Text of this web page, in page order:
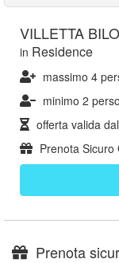
VILLETTA
in Residence
massimo 4
minimo 2
offerta valida dal
Prenota Sicuro
Prenota